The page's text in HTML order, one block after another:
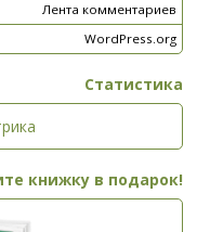
Лента комментариев
WordPress.org
Статистика
книжку в подарок!